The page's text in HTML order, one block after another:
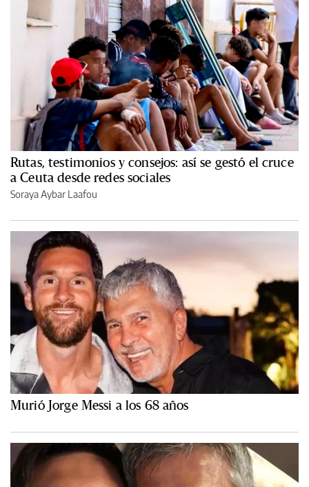
Rutas, testimonios y consejos: así se gestó el cruce
a Ceuta desde redes sociales
Soraya Aybar Laafou
Murió Jorge Messi a los 68 años